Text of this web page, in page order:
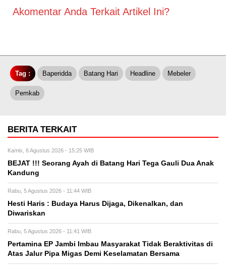
Akomentar Anda Terkait Artikel Ini?
Tag : Baperidda Batang Hari Headline Mebeler
Pemkab
BERITA TERKAIT
Kamis, 6 Agustus 2026 - 15:25 WIB
BEJAT !!! Seorang Ayah di Batang Hari Tega Gauli Dua Anak
Kandung
Rabu, 5 Agustus 2026 - 11:44 WIB
Hesti Haris : Budaya Harus Dijaga, Dikenalkan, dan
Diwariskan
Rabu, 5 Agustus 2026 - 11:41 WIB
Pertamina EP Jambi Imbau Masyarakat Tidak Beraktivitas di
Atas Jalur Pipa Migas Demi Keselamatan Bersama